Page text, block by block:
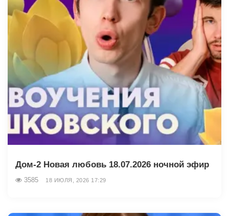
Дом-2 Новая любовь 18.07.2026 ночной эфир
3585 18 ИЮЛЯ, 2026 17:29